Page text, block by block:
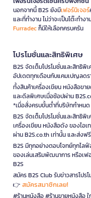
นอกจากนี้ B2S ยังมีเฟอร์นิเจอร์
และที่ทำงาน ไม่ว่าจะเป็นโต๊ะทำ
Furradecก็มีให้เลือกครบครัน
โปรโมชั่นและสิทธิพิเศษ
B2S จัดเต็มโปรโมชั่นและสิทธิ
อัปเดตทุกเดือนกับแคมเปญลดร
ทั้งสินค้าเครื่องเขียน หนังสือข
และดีลพิเศษเมื่อช้อปผ่าน
*เมื่อสั่งครบขั้นต่ำที่บริษัทกำหนด
B2S จัดเต็มโปรโมชั่นและสิทธิ
เครื่องเขียน หนังสือดัง ของไอ
ผ่าน B2S.co.th เท่านั้น และส่ง
B2S มีทุกอย่างตอบโจทย์ทุกไลฟ์
ของเล่นเสริมพัฒนาการ หรือเฟ
B2S
สมัคร B2S Club รับข่าวสารโป
👉 สมัครสมาชิกเลย!
#ร้านหนังสือ #ร้านขายหนังสือ